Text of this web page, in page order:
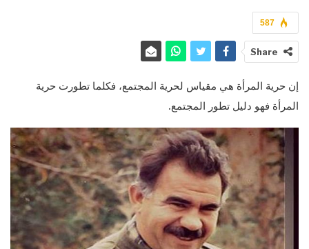
587
Share
إن حرية المرأة هي مقياس لحرية المجتمع، فكلما تطورت حرية
المرأة فهو دليل تطور المجتمع.